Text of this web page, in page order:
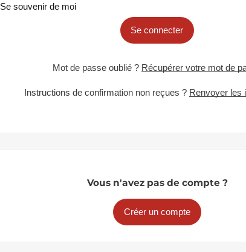
Se souvenir de moi
Se connecter
Mot de passe oublié ? Récupérer votre mot de
Instructions de confirmation non reçues ? Renvoyer les
Vous n'avez pas de compte ?
Créer un compte